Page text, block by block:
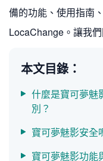
備的功能、使用指南
LocaChange。讓我們
本文目錄：
什麼是寶可夢魅
別？
寶可夢魅影安全
寶可夢魅影功能